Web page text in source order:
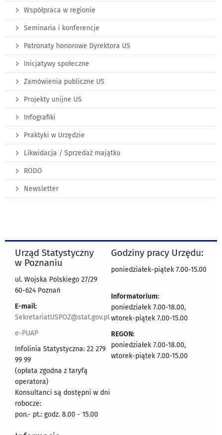
Współpraca w regionie
Seminaria i konferencje
Patronaty honorowe Dyrektora US
Inicjatywy społeczne
Zamówienia publiczne US
Projekty unijne US
Infografiki
Praktyki w Urzędzie
Likwidacja / Sprzedaż majątku
RODO
Newsletter
Urząd Statystyczny
w Poznaniu
ul. Wojska Polskiego 27/29
60-624 Poznań
E-mail:
SekretariatUSPOZ@stat.gov.pl
e-PUAP
Infolinia Statystyczna: 22 279
99 99
(opłata zgodna z taryfą
operatora)
Konsultanci są dostępni w dni
robocze:
pon.- pt.: godz. 8.00 - 15.00
Godziny pracy Urzędu:
poniedziałek-piątek 7.00-15.00
Informatorium:
poniedziałek 7.00-18.00,
wtorek-piątek 7.00-15.00
REGON:
poniedziałek 7.00-18.00,
wtorek-piątek 7.00-15.00